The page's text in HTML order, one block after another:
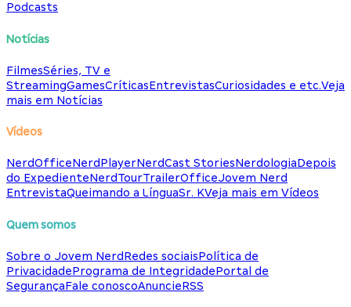
Podcasts
Notícias
FilmesSéries, TV e
StreamingGamesCríticasEntrevistasCuriosidades e etc.Veja
mais em Notícias
Vídeos
NerdOfficeNerdPlayerNerdCast StoriesNerdologiaDepois
do ExpedienteNerdTourTrailerOfficeJovem Nerd
EntrevistaQueimando a LínguaSr. KVeja mais em Vídeos
Quem somos
Sobre o Jovem NerdRedes sociaisPolítica de
PrivacidadePrograma de IntegridadePortal de
SegurançaFale conoscoAnuncieRSS